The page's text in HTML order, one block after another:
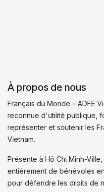
À propos de nous
Français du Monde – ADFE
reconnue d'utilité publique,
représenter et soutenir les
Vietnam.
Présente à Hô Chi Minh-
entièrement de bénévoles
pour défendre les droits de